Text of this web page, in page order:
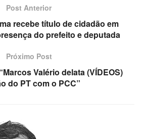
Post Anterior
recebe título de cidadão em
do prefeito e deputada
Próximo Post
Valério delata (VÍDEOS)
do PT com o PCC”